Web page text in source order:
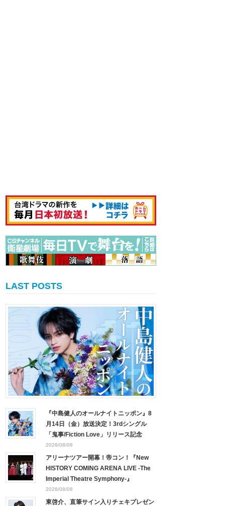
LAST POSTS
『中島健人のオールナイトニッポン』8
月14日（金）放送決定！3rdシングル
「鬼事/Fiction Love」リリース記念
2026/08/08
アリーナツアー開幕！帝コン！『New
HISTORY COMING ARENA LIVE -The
Imperial Theatre Symphony-』
2026/08/08
東啓介、直筆サイン入りチェキプレゼン